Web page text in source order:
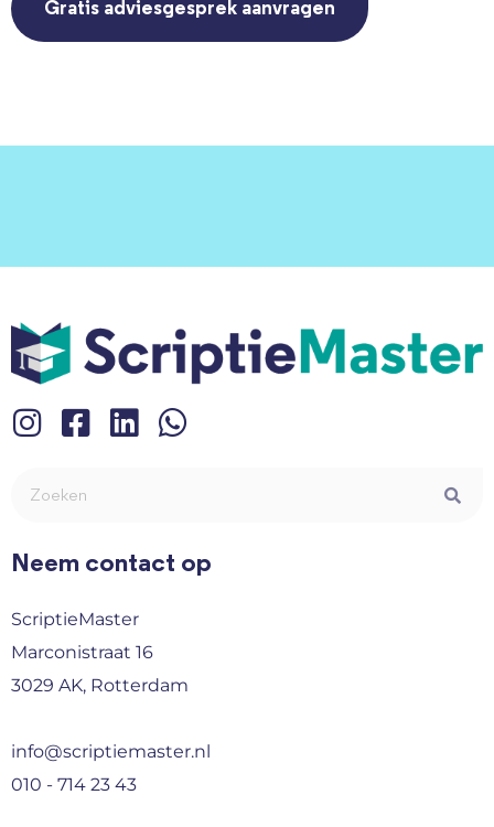
Neem contact op
ScriptieMaster
Marconistraat 16
3029 AK, Rotterdam
info@scriptiemaster.nl
010 - 714 23 43